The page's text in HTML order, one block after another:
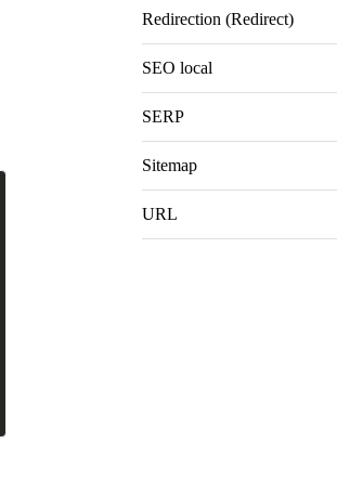
Redirection (Redirect)
SEO local
SERP
Sitemap
URL